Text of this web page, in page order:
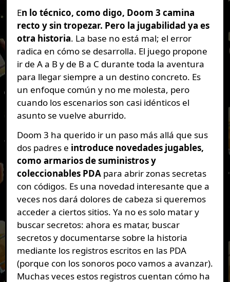
En lo técnico, como digo, Doom 3 camina
recto y sin tropezar. Pero la jugabilidad ya es
otra historia. La base no está mal; el error
radica en cómo se desarrolla. El juego propone
ir de A a B y de B a C durante toda la aventura
para llegar siempre a un destino concreto. Es
un enfoque común y no me molesta, pero
cuando los escenarios son casi idénticos el
asunto se vuelve aburrido.
Doom 3 ha querido ir un paso más allá que sus
dos padres e introduce novedades jugables,
como armarios de suministros y
coleccionables PDApara abrir zonas secretas
con códigos. Es una novedad interesante que a
veces nos dará dolores de cabeza si queremos
acceder a ciertos sitios. Ya no es solo matar y
buscar secretos: ahora es matar, buscar
secretos y documentarse sobre la historia
mediante los registros escritos en las PDA
(porque con los sonoros poco vamos a avanzar).
Muchas veces estos registros cuentan cómo ha